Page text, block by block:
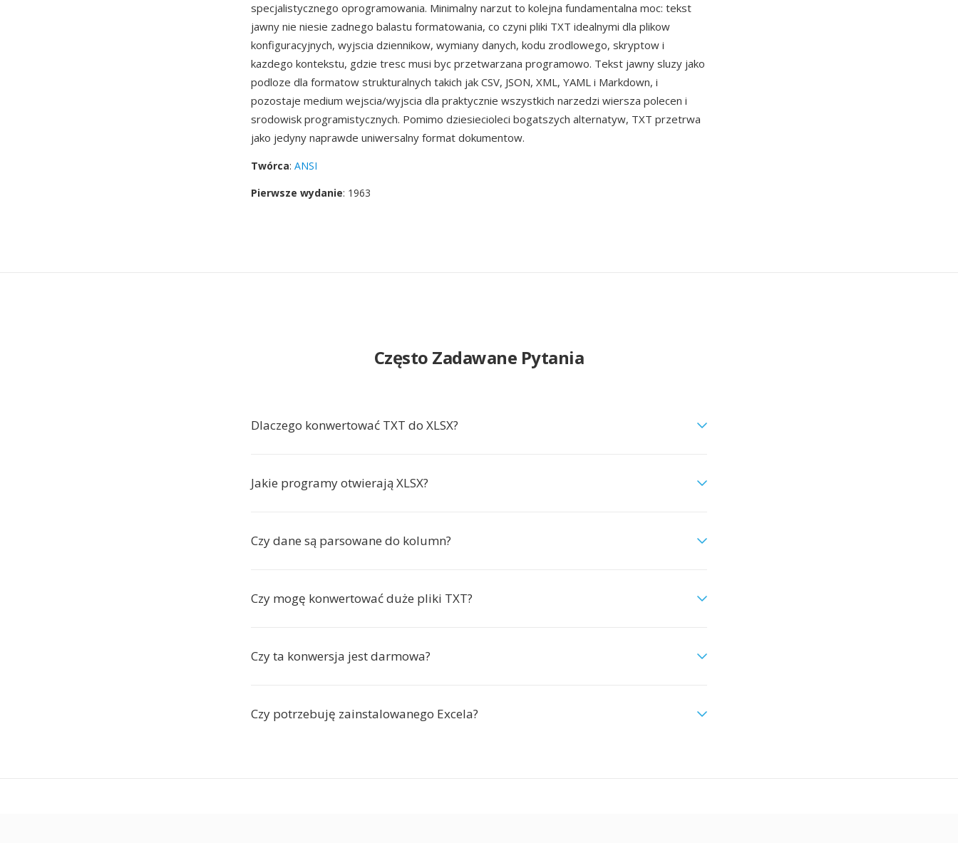
specjalistycznego oprogramowania. Minimalny narzut to kolejna fundamentalna moc: tekst
jawny nie niesie zadnego balastu formatowania, co czyni pliki TXT idealnymi dla plikow
konfiguracyjnych, wyjscia dziennikow, wymiany danych, kodu zrodlowego, skryptow i
kazdego kontekstu, gdzie tresc musi byc przetwarzana programowo. Tekst jawny sluzy jako
podloze dla formatow strukturalnych takich jak CSV, JSON, XML, YAML i Markdown, i
pozostaje medium wejscia/wyjscia dla praktycznie wszystkich narzedzi wiersza polecen i
srodowisk programistycznych. Pomimo dziesiecioleci bogatszych alternatyw, TXT przetrwa
jako jedyny naprawde uniwersalny format dokumentow.
Twórca: ANSI
Pierwsze wydanie: 1963
Często Zadawane Pytania
Dlaczego konwertować TXT do XLSX?
Jakie programy otwierają XLSX?
Czy dane są parsowane do kolumn?
Czy mogę konwertować duże pliki TXT?
Czy ta konwersja jest darmowa?
Czy potrzebuję zainstalowanego Excela?